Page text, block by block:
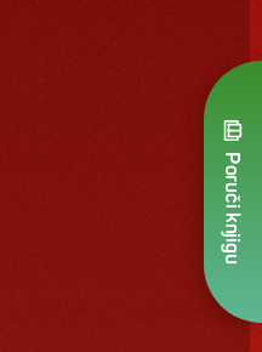
Poruči knjigu